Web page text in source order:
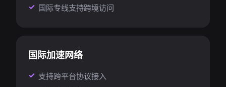
国际专线支持跨境访问
国际加速网络
支持跨平台协议接入